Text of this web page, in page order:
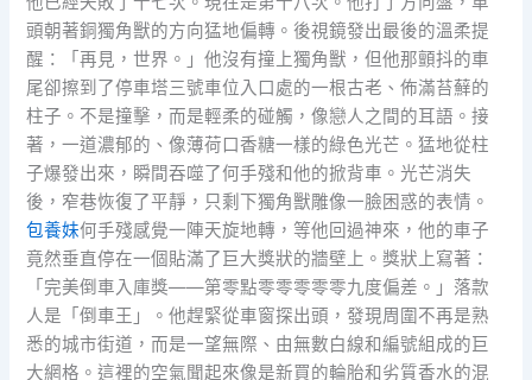
頭朝著銅獨角獸的方向猛地偏轉。後視鏡發出最後的溫柔提
醒：「再見，世界。」他沒有撞上獨角獸，但他那顫抖的車
尾卻擦到了停車塔三號車位入口處的一根古老、佈滿苔蘚的
柱子。不是撞擊，而是輕柔的碰觸，像戀人之間的耳語。接
著，一道濃郁的、像薄荷口香糖一樣的綠色光芒。猛地從柱
子爆發出來，瞬間吞噬了何手殘和他的掀背車。光芒消失
後，窄巷恢復了平靜，只剩下獨角獸雕像一臉困惑的表情。
包養妹何手殘感覺一陣天旋地轉，等他回過神來，他的車子
竟然垂直停在一個貼滿了巨大獎狀的牆壁上。獎狀上寫著：
「完美倒車入庫獎——第零點零零零零零九度偏差。」落款
人是「倒車王」。他趕緊從車窗探出頭，發現周圍不再是熟
悉的城市街道，而是一望無際、由無數白線和編號組成的巨
大網格。這裡的空氣聞起來像是新買的輪胎和劣質香水的混